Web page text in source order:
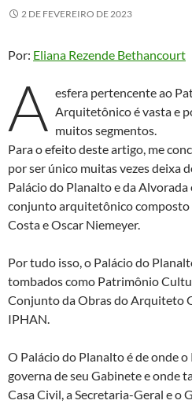
2 DE FEVEREIRO DE 2023
Por: Eliana Rezende Bethancourt
A esfera pertencente ao
Arquitetônico é vasta e
muitos segmentos.
Para o efeito deste artigo, me
por ser único muitas vezes deixa
Palácio do Planalto e da Alvorada
conjunto arquitetônico composto
Costa e Oscar Niemeyer.
Por tudo isso, o Palácio do
tombados como Patrimônio
Conjunto da Obras do Arquiteto
IPHAN.
O Palácio do Planalto é de onde
governa de seu Gabinete e onde
Casa Civil, a Secretaria-Geral e o